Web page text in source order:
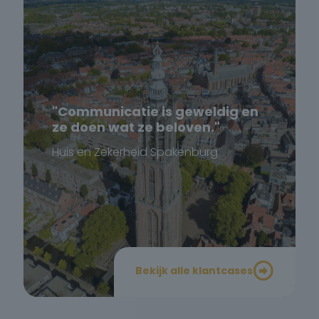
"Communicatie is geweldig en
ze doen wat ze beloven."
Huis en Zekerheid Spakenburg
Bekijk alle klantcases